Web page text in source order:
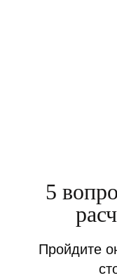
5
Пройдите